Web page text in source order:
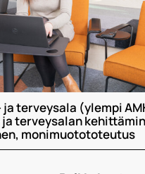
terveysala (ylempi
terveysalan
monimuotototeutus